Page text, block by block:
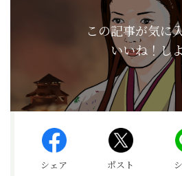
この記事が気に
いいね！し
シェア ポスト